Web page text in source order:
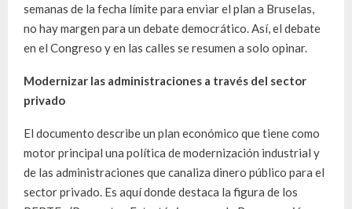
semanas de la fecha límite para enviar el plan a Bruselas,
no hay margen para un debate democrático. Así, el debate
en el Congreso y en las calles se resumen a solo opinar.
Modernizar las administraciones a través del sector
privado
El documento describe un plan económico que tiene como
motor principal una política de modernización industrial y
de las administraciones que canaliza dinero público para el
sector privado. Es aquí donde destaca la figura de los